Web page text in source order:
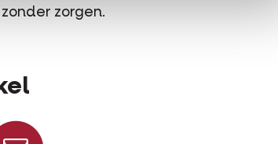
zorgen.
via WhatsApp